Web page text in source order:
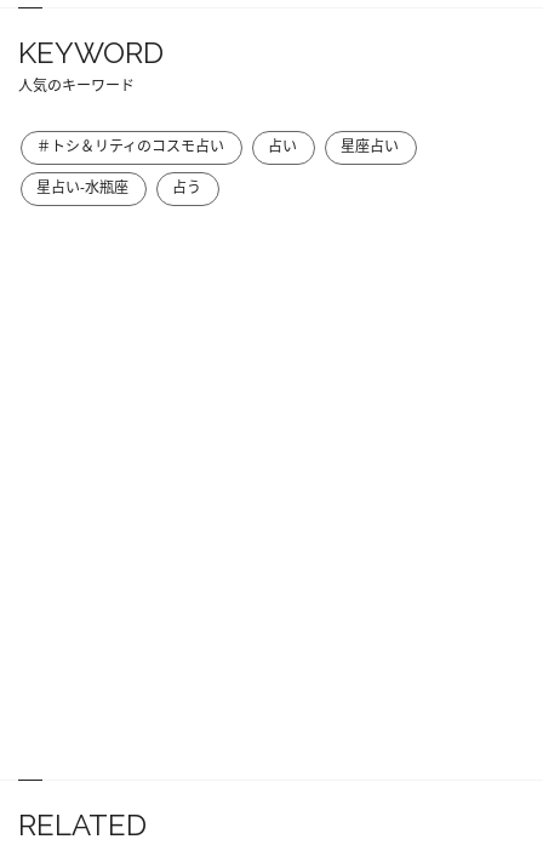
KEYWORD
人気のキーワード
＃トシ＆リティのコスモ占い 占い
星座占い
星占い-水瓶座
占う
RELATED